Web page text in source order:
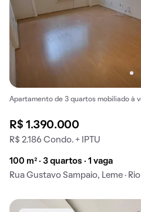
Apartamento de 3 quartos mobiliado à
R$ 1.390.000
R$ 2.186 Condo. + IPTU
100 m² · 3 quartos · 1 vaga
Rua Gustavo Sampaio, Leme ·